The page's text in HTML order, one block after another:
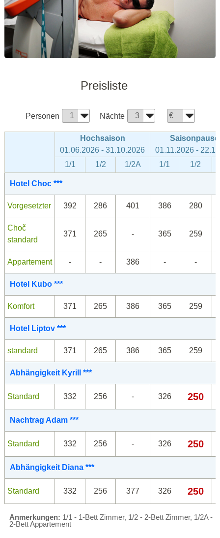
Preisliste
Personen Nächte
Hochsaison
01.06.2026 - 31.10.2026
Saisonpause
01.11.2026 -
1/1
1/2 1/2A 1/1 1/2
Hotel Choc ***
Vorgesetzter 392 286 401 386 280
Choč
standard
371 265 - 365 259
Appartement - - 386 - -
Hotel Kubo ***
Komfort 371 265 386 365 259
Hotel Liptov ***
standard 371 265 386 365 259
Abhängigkeit Kyrill ***
Standard 332 256 - 326 250
Nachtrag Adam ***
Standard 332 256 - 326 250
Abhängigkeit Diana ***
Standard 332 256 377 326 250
Anmerkungen: 1/1 - 1-Bett Zimmer, 1/2 - 2-Bett Zimmer, 1/2A -
2-Bett Appartement